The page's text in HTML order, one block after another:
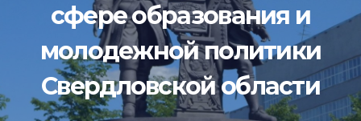
сфере образования и
молодежной политики
Свердловской области